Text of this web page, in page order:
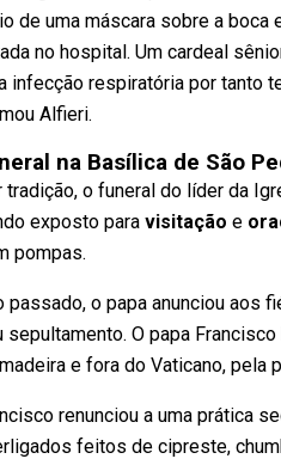
de uma máscara sobre a boca
no hospital. Um cardeal
infecção respiratória por tanto
Alfieri.
na Basílica de São
tradição, o funeral do líder da
exposto para visitação e
pompas.
passado, o papa anunciou aos
sepultamento. O papa
e fora do Vaticano, pela
renunciou a uma prática
feitos de cipreste,